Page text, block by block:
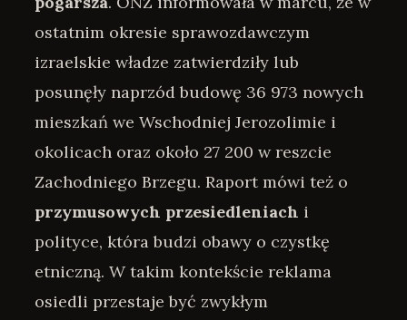
ostatnim okresie sprawozdawczym
izraelskie władze zatwierdziły lub
posunęły naprzód budowę 36 973 nowych
mieszkań we Wschodniej Jerozolimie i
okolicach oraz około 27 200 w reszcie
Zachodniego Brzegu. Raport mówi też o
przymusowych przesiedleniach i
polityce, która budzi obawy o czystkę
etniczną. W takim kontekście reklama
osiedli przestaje być zwykłym